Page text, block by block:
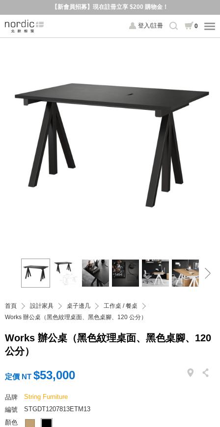
【新會員招募】現在註冊立享 $200 購物金！
登入/註冊 0
首頁 設計家具 桌子邊几
工作桌 / 餐桌
Works 辦公桌（黑色紋理桌面、黑色桌腳、120 公分）
Works 辦公桌（黑色紋理桌面、黑色桌腳、120
公分）
定價 NT $53,000
品牌
String Furniture
編號
STGDT1207813ETM13
顏色